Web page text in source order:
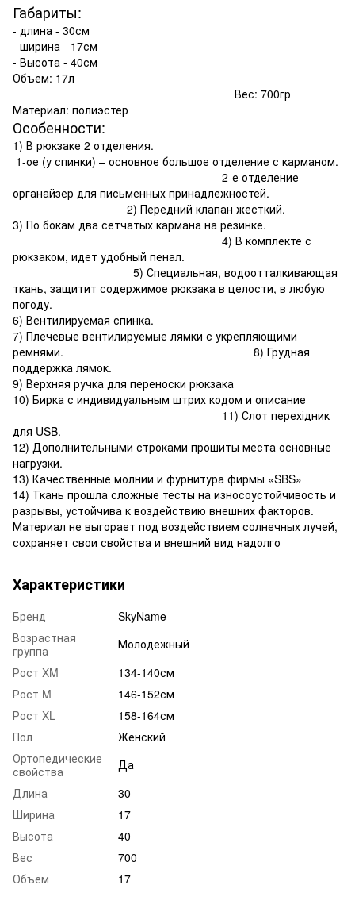
Габариты:
- длина - 30см
- ширина - 17см
- Высота - 40см
Объем: 17л
Вес: 700гр
Материал: полиэстер
Особенности:
1) В рюкзаке 2 отделения.
1-ое (у спинки) – основное большое отделение с карманом.
2-е отделение -
органайзер для письменных принадлежностей.
2) Передний клапан жесткий.
3) По бокам два сетчатых кармана на резинке.
4) В комплекте с
рюкзаком, идет удобный пенал.
5) Специальная, водоотталкивающая
ткань, защитит содержимое рюкзака в целости, в любую
погоду.
6) Вентилируемая спинка.
7) Плечевые вентилируемые лямки с укрепляющими
ремнями. 8) Грудная
поддержка лямок.
9) Верхняя ручка для переноски рюкзака
10) Бирка с индивидуальным штрих кодом и описание
11) Слот перехідник
для USB.
12) Дополнительными строками прошиты места основные
нагрузки.
13) Качественные молнии и фурнитура фирмы «SBS»
14) Ткань прошла сложные тесты на износоустойчивость и
разрывы, устойчива к воздействию внешних факторов.
Материал не выгорает под воздействием солнечных лучей,
сохраняет свои свойства и внешний вид надолго
Характеристики
Бренд
SkyName
Возрастная
группа
Молодежный
Рост XM
134-140см
Рост M
146-152см
Рост XL
158-164см
Пол
Женский
Ортопедические
свойства
Да
Длина
30
Ширина
17
Высота
40
Вес
700
Объем
17